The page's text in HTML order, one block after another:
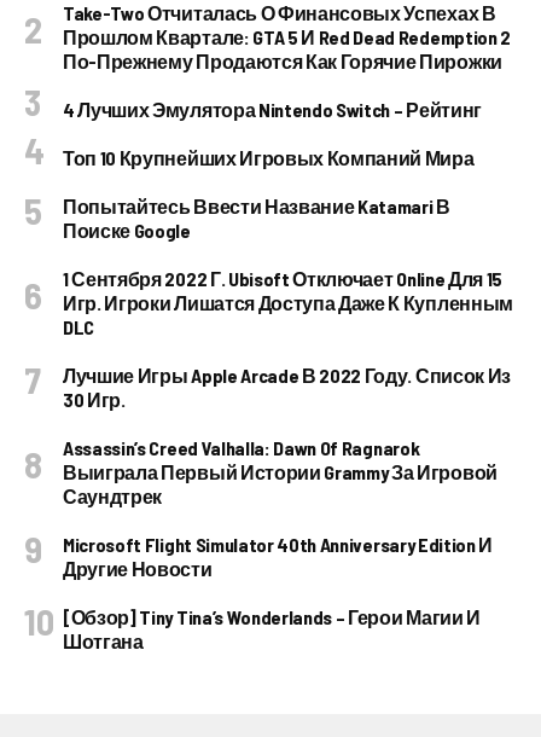
Take-Two Отчиталась О Финансовых Успехах В
Прошлом Квартале: GTA 5 И Red Dead Redemption 2
По-Прежнему Продаются Как Горячие Пирожки
4 Лучших Эмулятора Nintendo Switch – Рейтинг
Топ 10 Крупнейших Игровых Компаний Мира
Попытайтесь Ввести Название Katamari В
Поиске Google
1 Сентября 2022 Г. Ubisoft Отключает Online Для 15
Игр. Игроки Лишатся Доступа Даже К Купленным
DLC
Лучшие Игры Apple Arcade В 2022 Году. Список Из
30 Игр.
Assassin’s Creed Valhalla: Dawn Of Ragnarok
Выиграла Первый Истории Grammy За Игровой
Саундтрек
Microsoft Flight Simulator 40th Anniversary Edition И
Другие Новости
[Обзор] Tiny Tina’s Wonderlands – Герои Магии И
Шотгана